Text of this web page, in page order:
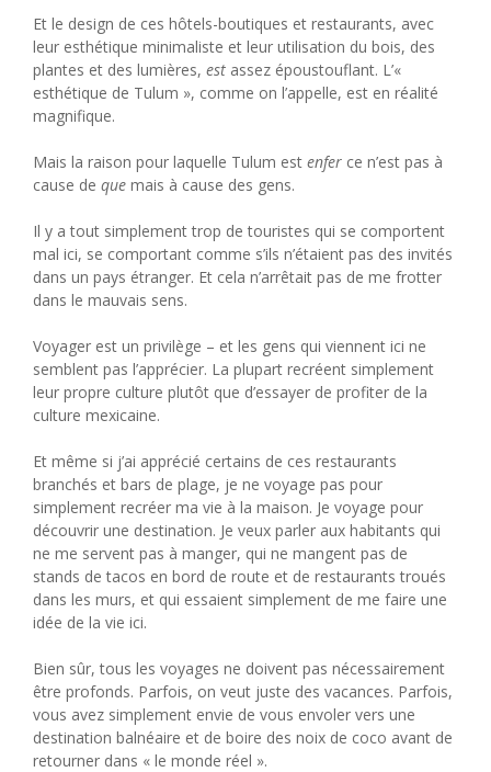
Et le design de ces hôtels-boutiques et restaurants, avec
leur esthétique minimaliste et leur utilisation du bois, des
plantes et des lumières, est assez époustouflant. L’«
esthétique de Tulum », comme on l’appelle, est en réalité
magnifique.
Mais la raison pour laquelle Tulum est enfer ce n’est pas à
cause de que mais à cause des gens.
Il y a tout simplement trop de touristes qui se comportent
mal ici, se comportant comme s’ils n’étaient pas des invités
dans un pays étranger. Et cela n’arrêtait pas de me frotter
dans le mauvais sens.
Voyager est un privilège – et les gens qui viennent ici ne
semblent pas l’apprécier. La plupart recréent simplement
leur propre culture plutôt que d’essayer de profiter de la
culture mexicaine.
Et même si j’ai apprécié certains de ces restaurants
branchés et bars de plage, je ne voyage pas pour
simplement recréer ma vie à la maison. Je voyage pour
découvrir une destination. Je veux parler aux habitants qui
ne me servent pas à manger, qui ne mangent pas de
stands de tacos en bord de route et de restaurants troués
dans les murs, et qui essaient simplement de me faire une
idée de la vie ici.
Bien sûr, tous les voyages ne doivent pas nécessairement
être profonds. Parfois, on veut juste des vacances. Parfois,
vous avez simplement envie de vous envoler vers une
destination balnéaire et de boire des noix de coco avant de
retourner dans « le monde réel ».